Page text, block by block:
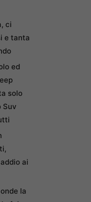
ci
e tanta
ed
solo
Suv
ai
la